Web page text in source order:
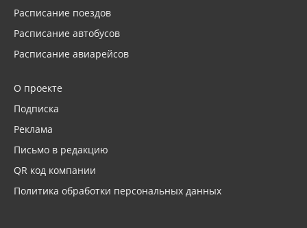
Расписание поездов
Расписание автобусов
Расписание авиарейсов
О проекте
Подписка
Реклама
Письмо в редакцию
QR код компании
Политика обработки персональных данных